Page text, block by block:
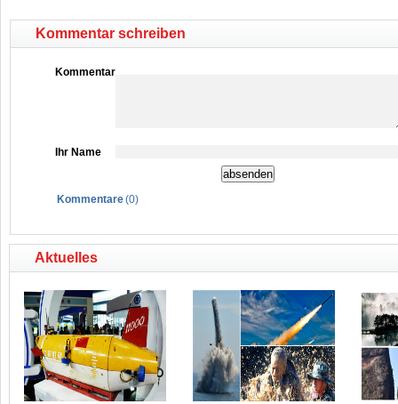
Kommentar schreiben
Kommentar
Ihr Name
Kommentare(0)